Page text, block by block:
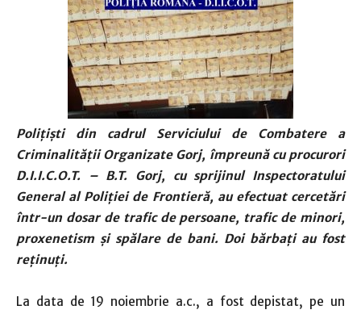
Polițiști din cadrul Serviciului de Combatere a
Criminalității Organizate Gorj, împreună cu procurori
D.I.I.C.O.T. – B.T. Gorj, cu sprijinul Inspectoratului
General al Poliției de Frontieră, au efectuat cercetări
într-un dosar de trafic de persoane, trafic de minori,
proxenetism și spălare de bani. Doi bărbați au fost
reținuți.
La data de 19 noiembrie a.c., a fost depistat, pe un